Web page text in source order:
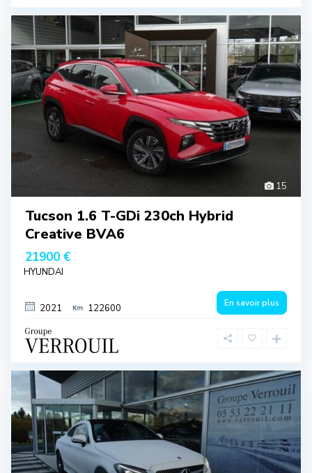
15
Tucson 1.6 T-GDi 230ch Hybrid
Creative BVA6
21900 €
HYUNDAI
2021 122600 En savoir plus